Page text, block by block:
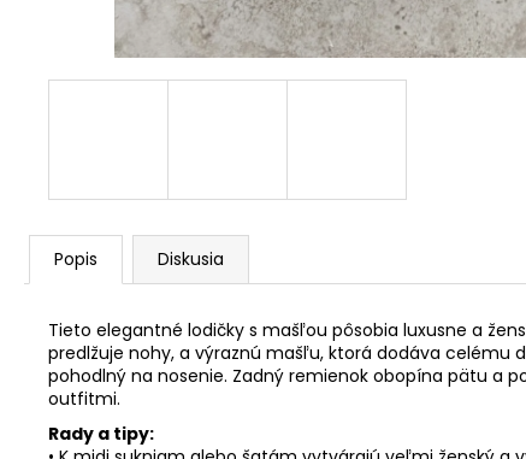
Popis Diskusia
Tieto elegantné lodičky s mašľou pôsobia luxusne a
predlžuje nohy, a výraznú mašľu, ktorá dodáva celému
pohodlný na nosenie. Zadný remienok obopína pätu a
outfitmi.
Rady a tipy: